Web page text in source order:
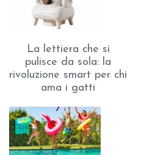
La lettiera che si
pulisce da sola: la
rivoluzione smart per chi
ama i gatti